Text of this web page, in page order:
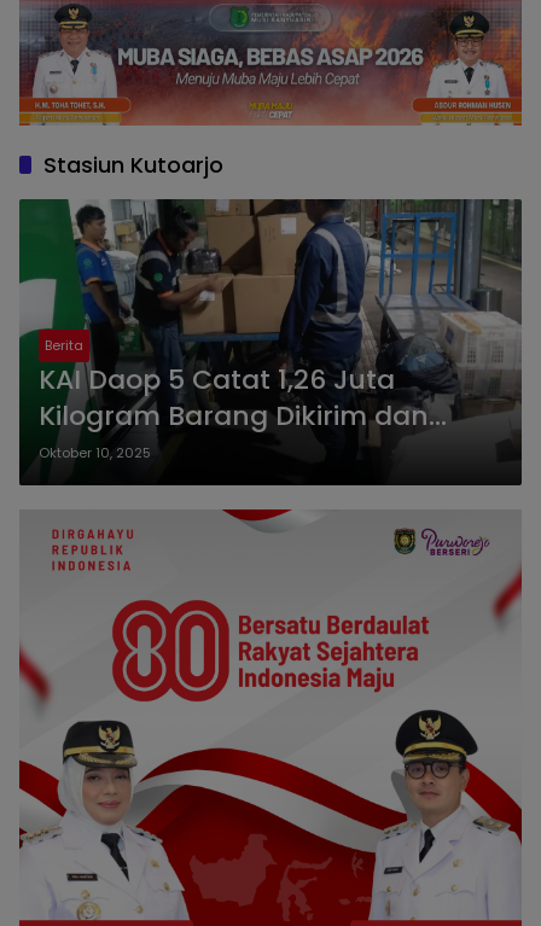
Stasiun Kutoarjo
Berita
KAI Daop 5 Catat 1,26 Juta
Kilogram Barang Dikirim dan
Diterima di Stasiun Kutoarjo,
Dorong Pertumbuhan Ekonomi
Lokal
Oktober 10, 2025